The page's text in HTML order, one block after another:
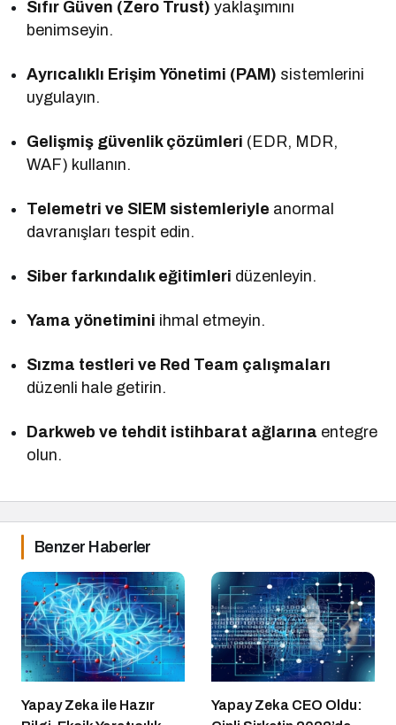
Sıfır Güven (Zero Trust) yaklaşımını
benimseyin.
Ayrıcalıklı Erişim Yönetimi (PAM) sistemlerini
uygulayın.
Gelişmiş güvenlik çözümleri (EDR, MDR,
WAF) kullanın.
Telemetri ve SIEM sistemleriyle anormal
davranışları tespit edin.
Siber farkındalık eğitimleri düzenleyin.
Yama yönetimini ihmal etmeyin.
Sızma testleri ve Red Team çalışmaları
düzenli hale getirin.
Darkweb ve tehdit istihbarat ağlarına entegre
olun.
Benzer Haberler
Yapay Zeka ile Hazır
Yapay Zeka CEO Oldu: